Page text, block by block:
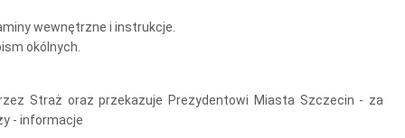
wewnętrzne i instrukcje.
okólnych.
Straż oraz przekazuje Prezydentowi Miasta Szczecin - za
- informacje